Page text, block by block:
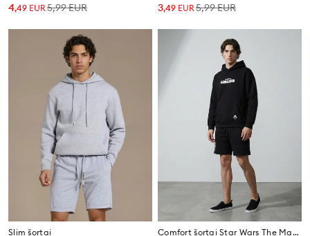
4,49 EUR5,99EUR 3,49 EUR5,99EUR
Slim šortai Comfort šortai Star Wars The Mandalorian